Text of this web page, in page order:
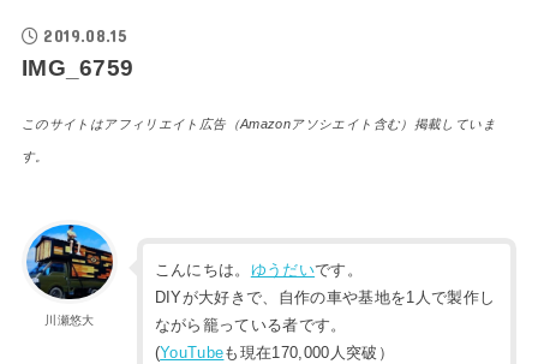
2019.08.15
IMG_6759
このサイトはアフィリエイト広告（Amazonアソシエイト含む）掲載していま
す。
川瀬悠大
こんにちは。 ゆうだいです。
DIYが大好きで、自作の車や基地を1人で製作し
ながら籠っている者です。
(YouTubeも現在170,000人突破）